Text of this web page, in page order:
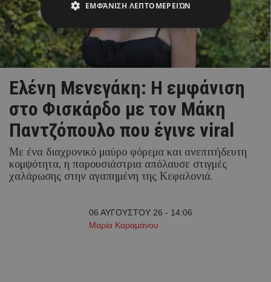
Ελένη Μενεγάκη: Η εμφάνιση
στο Φισκάρδο με τον Μάκη
Παντζόπουλο που έγινε viral
Με ένα διαχρονικό μαύρο φόρεμα και ανεπιτήδευτη
κομψότητα, η παρουσιάστρια απόλαυσε στιγμές
χαλάρωσης στην αγαπημένη της Κεφαλονιά.
06 ΑΥΓΟΥΣΤΟΥ 26 - 14:06
Μαρία Καραμάνου
ΕΜΦΆΝΙΣΗ ΛΕΠΤΟΜΕΡΕΙΏΝ